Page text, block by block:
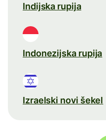
Indijska rupija
Indonezijska rupija
Izraelski novi šekel